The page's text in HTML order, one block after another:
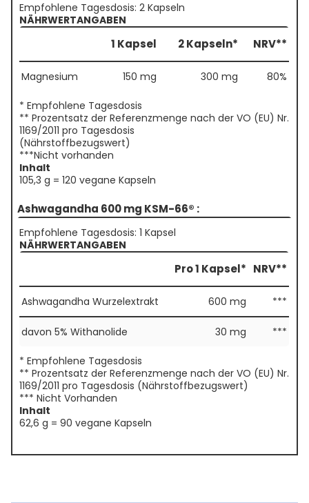
Empfohlene Tagesdosis: 2 Kapseln
NÄHRWERTANGABEN
1 Kapsel 2 Kapseln* NRV**
Magnesium 150 mg 300 mg 80%
* Empfohlene Tagesdosis
** Prozentsatz der Referenzmenge nach der VO (EU) Nr.
1169/2011 pro Tagesdosis
(Nährstoffbezugswert)
***Nicht vorhanden
Inhalt
105,3 g = 120 vegane Kapseln
Ashwagandha 600 mg KSM-66® :
Empfohlene Tagesdosis: 1 Kapsel
NÄHRWERTANGABEN
Pro 1 Kapsel* NRV**
Ashwagandha Wurzelextrakt 600 mg ***
davon 5% Withanolide 30 mg ***
* Empfohlene Tagesdosis
** Prozentsatz der Referenzmenge nach der VO (EU) Nr.
1169/2011 pro Tagesdosis (Nährstoffbezugswert)
*** Nicht Vorhanden
Inhalt
62,6 g = 90 vegane Kapseln